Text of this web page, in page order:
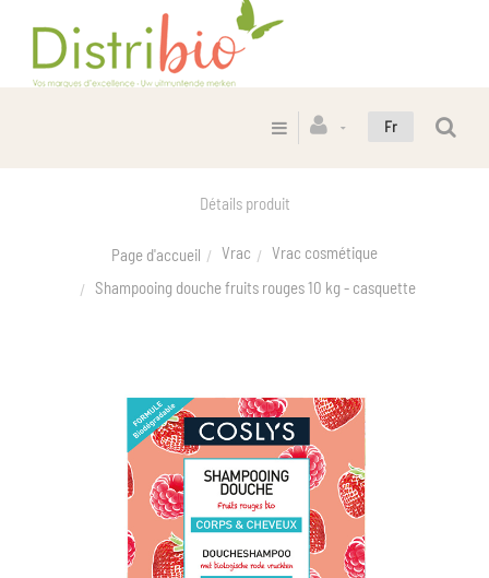
Fr
Détails produit
Page d'accueil Vrac
Vrac cosmétique
Shampooing douche fruits rouges 10 kg - casquette